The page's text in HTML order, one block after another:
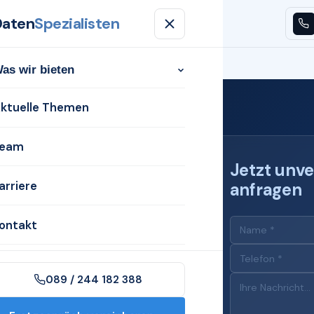
Aktuelle ThemenTeam Karriere
Spezialisten
wir bieten
Themen
089 / 244 182 388
mit
Jetzt
anfragen